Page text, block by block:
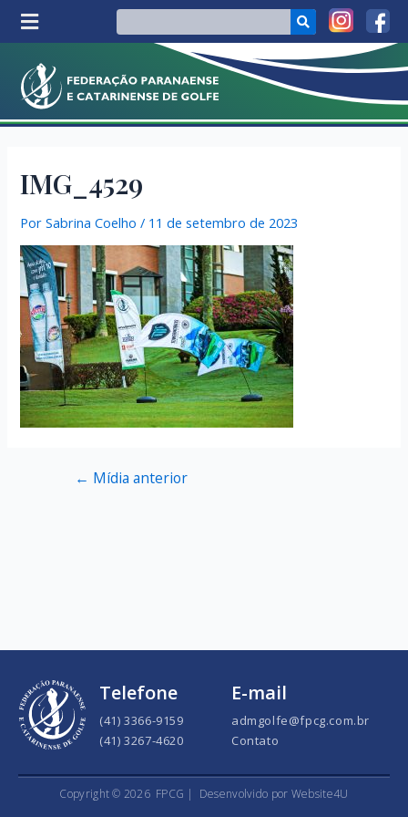
IMG_4529
PorSabrina Coelho / 11 de setembro de 2023
← Mídia anterior
Telefone
(41) 3366-9159
(41) 3267-4620
E-mail
admgolfe@fpcg.com.br
Contato
Copyright © 2026 FPCG | Desenvolvido por Website4U